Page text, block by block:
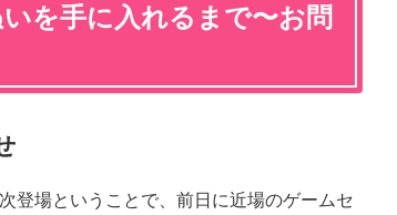
を手に入れるまで〜お問
登場ということで、前日に近場のゲームセ